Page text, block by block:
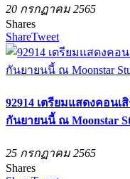
20 กรกฏาคม 2565
Shares
ShareTweet
92914 เตรียมแสดงคอนเ
กันยายนนี้ ณ Moonstar
25 กรกฏาคม 2565
Shares